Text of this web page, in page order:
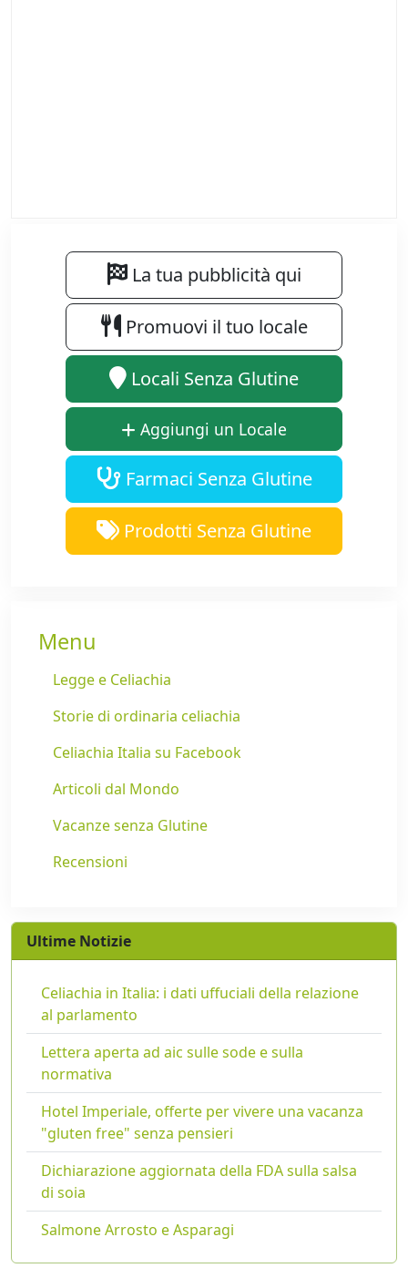
La tua pubblicità qui
Promuovi il tuo locale
Locali Senza Glutine
Aggiungi un Locale
Farmaci Senza Glutine
Prodotti Senza Glutine
Menu
Legge e Celiachia
Storie di ordinaria celiachia
Celiachia Italia su Facebook
Articoli dal Mondo
Vacanze senza Glutine
Recensioni
Ultime Notizie
Celiachia in Italia: i dati uffuciali della relazione
al parlamento
Lettera aperta ad aic sulle sode e sulla
normativa
Hotel Imperiale, offerte per vivere una vacanza
"gluten free" senza pensieri
Dichiarazione aggiornata della FDA sulla salsa
di soia
Salmone Arrosto e Asparagi